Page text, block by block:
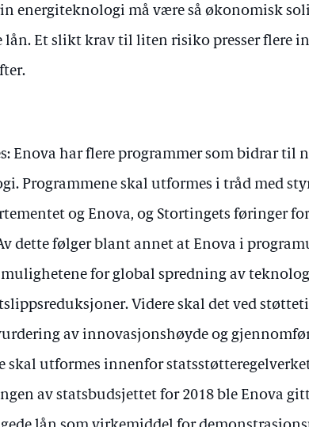
energiteknologi må være så økonomisk
lån. Et slikt krav til liten risiko presser flere
Enova har flere programmer som bidrar til
Programmene skal utformes i tråd med
og Enova, og Stortingets føringer
dette følger blant annet at Enova i
mulighetene for global spredning av
Videre skal det ved
av innovasjonshøyde og
skal utformes innenfor
av statsbudsjettet for 2018 ble Enova